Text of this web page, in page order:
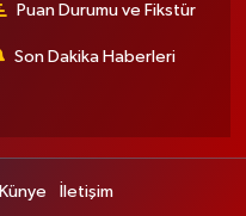
Puan Durumu ve Fikstür
Son Dakika Haberleri
Künye İletişim